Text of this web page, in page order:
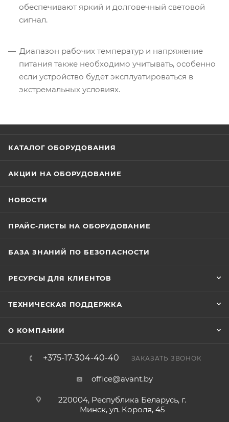
обеспечивают яркий и долговечный световой
сигнал.
Диапазон рабочих температур и напряжение
питания также необходимо учитывать, особенно
если устройство будет эксплуатироваться в
экстремальных условиях.
КАТАЛОГ ОБОРУДОВАНИЯ
АКЦИИ НА ОБОРУДОВАНИЕ
НОВОСТИ
ПРАЙС-ЛИСТЫ НА ОБОРУДОВАНИЕ
БАЗА ЗНАНИЙ ПО БЕЗОПАСНОСТИ
РЕСУРСЫ ДЛЯ КЛИЕНТОВ
ТЕХНИЧЕСКАЯ ПОДДЕРЖКА
О КОМПАНИИ
+375-17-304-40-40 ЗАКАЗАТЬ ЗВОНОК
office@avant.by
220004, Республика Беларусь, г.
Минск, ул. Короля, 45